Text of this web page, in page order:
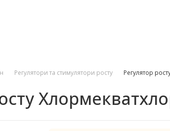
Регулятори та стимулятори росту Регулятор